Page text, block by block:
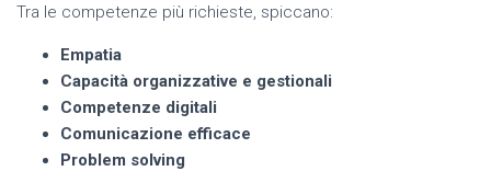
Tra le competenze più richieste, spiccano:
Empatia
Capacità organizzative e gestionali
Competenze digitali
Comunicazione efficace
Problem solving